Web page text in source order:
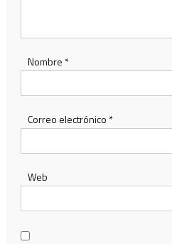
Nombre *
Correo electrónico *
Web